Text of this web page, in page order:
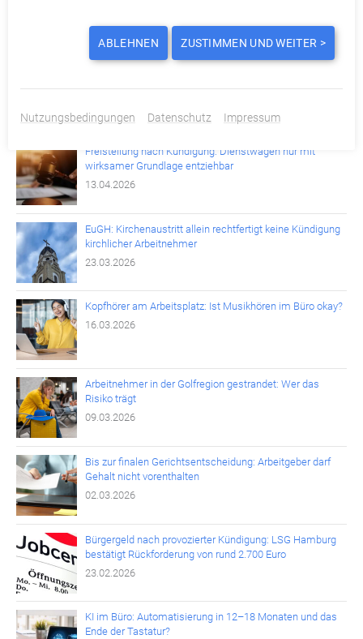
04.05.2026
Wirklichkeit
Freistellung nach Kündigung: Dienstwagen nur mit
wirksamer Grundlage entziehbar
13.04.2026
EuGH: Kirchenaustritt allein rechtfertigt keine Kündigung
kirchlicher Arbeitnehmer
23.03.2026
Kopfhörer am Arbeitsplatz: Ist Musikhören im Büro okay?
16.03.2026
Arbeitnehmer in der Golfregion gestrandet: Wer das
Risiko trägt
09.03.2026
Bis zur finalen Gerichtsentscheidung: Arbeitgeber darf
Gehalt nicht vorenthalten
02.03.2026
Bürgergeld nach provozierter Kündigung: LSG Hamburg
bestätigt Rückforderung von rund 2.700 Euro
23.02.2026
KI im Büro: Automatisierung in 12–18 Monaten und das
Ende der Tastatur?
ABLEHNEN ZUSTIMMEN UND WEITER >
Nutzungsbedingungen Datenschutz Impressum